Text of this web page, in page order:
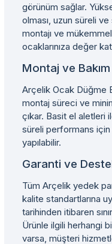
görünüm sağlar.
olması, uzun süreli
montajı ve
ocaklarınıza değer
Montaj ve Bakım
Arçelik Ocak Düğme
montaj süreci ve
çıkar. Basit el aletleri
süreli performans için
yapılabilir.
Garanti ve
Tüm Arçelik yedek
kalite standartlarına
tarihinden itibaren
Ürünle ilgili herhangi
varsa, müşteri